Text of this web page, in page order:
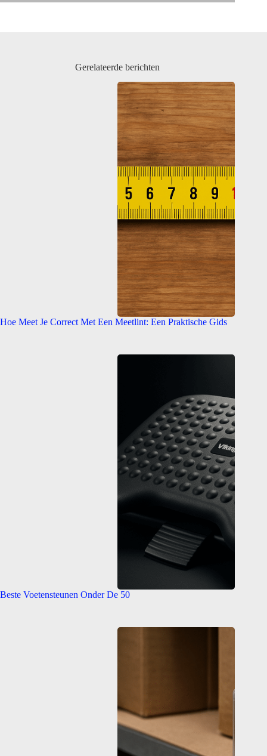
Gerelateerde berichten
Hoe Meet Je Correct Met Een Meetlint: Een Praktische Gids
Beste Voetensteunen Onder De 50